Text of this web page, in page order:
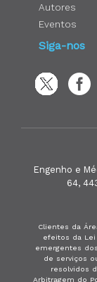
Autores
Eventos
Siga-nos
Engenho e
64,
Clientes da
efeitos da
emergentes
de serviços
resolvidos
Arbitragem do